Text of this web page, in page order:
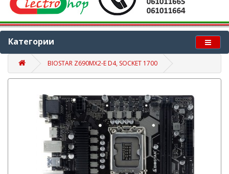
Категории
BIOSTAR Z690MX2-E D4, SOCKET 1700